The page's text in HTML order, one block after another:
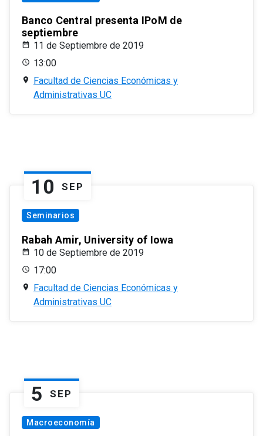
Banco Central presenta IPoM de
septiembre
11 de Septiembre de 2019
13:00
Facultad de Ciencias Económicas y
Administrativas UC
10 SEP
Seminarios
Rabah Amir, University of Iowa
10 de Septiembre de 2019
17:00
Facultad de Ciencias Económicas y
Administrativas UC
5 SEP
Macroeconomía